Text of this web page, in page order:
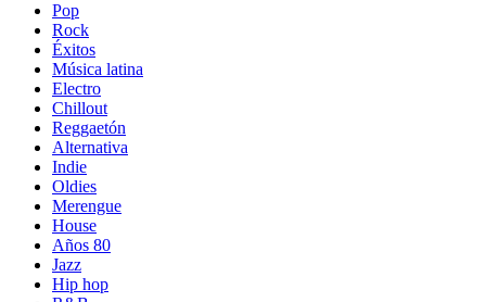
Pop
Rock
Éxitos
Música latina
Electro
Chillout
Reggaetón
Alternativa
Indie
Oldies
Merengue
House
Años 80
Jazz
Hip hop